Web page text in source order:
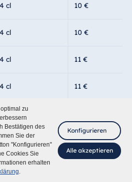
zu
Bestätigen des
Sie der
"Konfigurieren"
Cookies Sie
erhalten
.
Konfigurieren
Alle akzeptieren
4 cl 10 €
4 cl 10 €
4 cl 11 €
4 cl 11 €
4 cl
cl 12 €
cl Fragen Sie mich